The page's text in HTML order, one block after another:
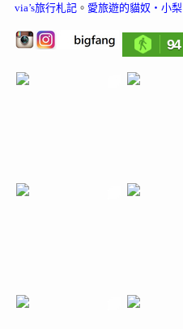
via’s旅行札記。 愛旅遊的貓奴‧小梨
94